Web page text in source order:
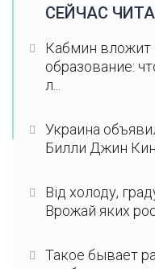
СЕЙЧАС
Кабмин вложит
образование:
л...
Украина
Билли Джин
Від холоду,
Врожай яких
Такое бывает